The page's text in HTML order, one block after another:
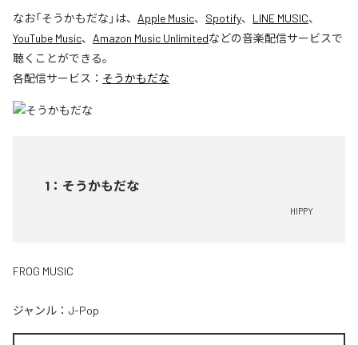
なお「そうかもだな 」は、 Apple Music、 Spotify、 LINE MUSIC、
YouTube Music、 Amazon Music Unlimitedなどの音楽配信サービスで
聴くことができる。
各配信サービス： そうかもだな
1 ： そうかもだな
HIPPY
FROG MUSIC
ジャンル： J-Pop